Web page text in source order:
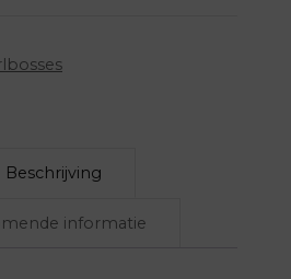
Beschrijving
informatie